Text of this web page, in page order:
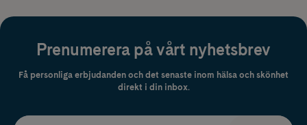
Prenumerera på vårt nyhetsbrev
Få personliga erbjudanden och det senaste inom hälsa och skönhet
direkt i din inbox.